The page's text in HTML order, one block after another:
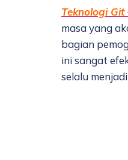
Teknologi Git
masa yang
bagian
ini sangat
selalu